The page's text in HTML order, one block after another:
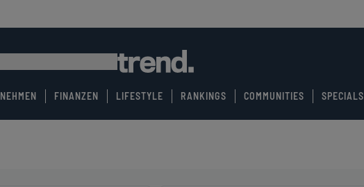
FINANZEN LIFESTYLE RANKINGS COMMUNITIES SPECIALS